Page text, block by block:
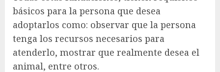
básicos para la persona que desea
adoptarlos como: observar que la persona
tenga los recursos necesarios para
atenderlo, mostrar que realmente desea el
animal, entre otros.